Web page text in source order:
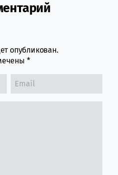
опубликован.
*